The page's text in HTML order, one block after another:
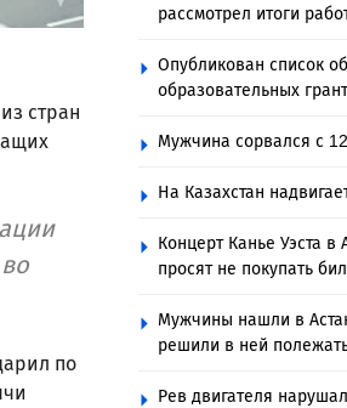
стран
по
рассмотрел итоги
Опубликован список
образовательных
Мужчина сорвался с
На Казахстан
Концерт Канье Уэста в
просят не покупать
Мужчины нашли в
решили в ней
Рев двигателя